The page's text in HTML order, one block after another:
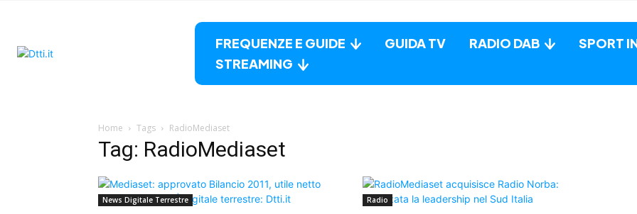
FREQUENZE E GUIDE GUIDA TV RADIO DAB SPORT
STREAMING
Home Tags RadioMediaset
Tag: RadioMediaset
News Digitale Terrestre Radio